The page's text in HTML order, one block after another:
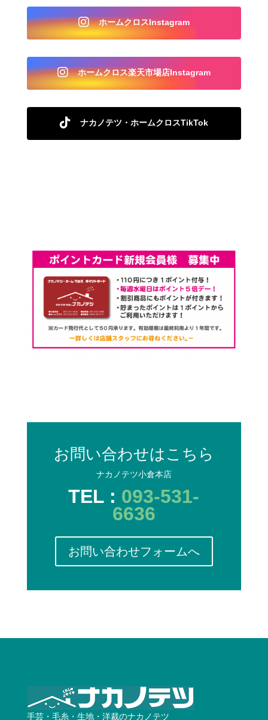
ホームクロスInstagram
ホームクロス楽天市場店Instagram
ナカノテツ・ホームクロスTikTok
お問い合わせはこちら
ナカノテツ小倉本店
TEL : 093-531-
6636
お問い合わせフォームへ
手芸・毛糸・生地・洋裁のナカノテツ